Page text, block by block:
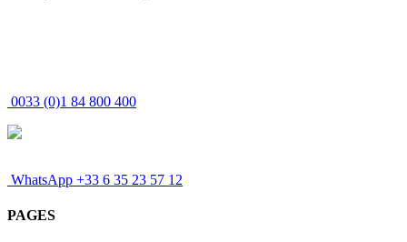
0033 (0)1 84 800 400
WhatsApp +33 6 35 23 57 12
PAGES